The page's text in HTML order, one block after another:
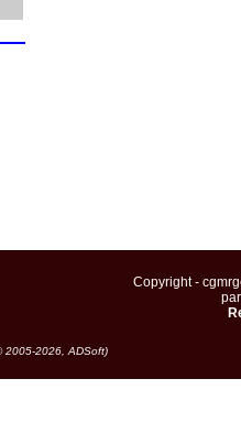
Copyright -
2005-2026, ADSoft)